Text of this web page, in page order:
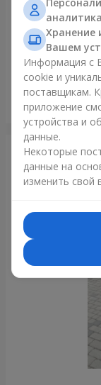
Хранение
Вашем
Информация с
cookie и
поставщикам.
приложение
устройства и
данные.
Некоторые
данные на
изменить свой